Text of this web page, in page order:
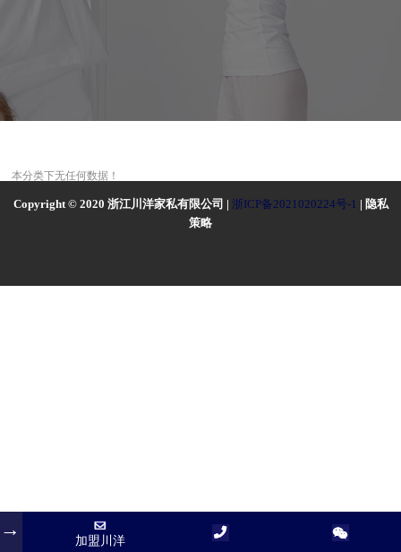
本分类下无任何数据！
Copyright © 2020 浙江川洋家私有限公司 | 浙ICP备2021020224号-1 | 隐私
策略
加盟川洋
加盟川洋